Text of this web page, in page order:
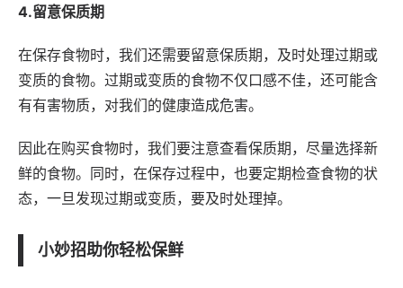
4.留意保质期
在保存食物时，我们还需要留意保质期，及时处理过期或
变质的食物。过期或变质的食物不仅口感不佳，还可能含
有有害物质，对我们的健康造成危害。
因此在购买食物时，我们要注意查看保质期，尽量选择新
鲜的食物。同时，在保存过程中，也要定期检查食物的状
态，一旦发现过期或变质，要及时处理掉。
小妙招助你轻松保鲜